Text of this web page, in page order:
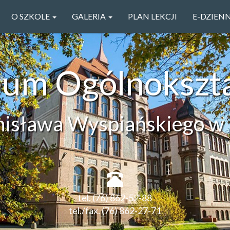
O SZKOLE GALERIA PLAN LEKCJI E-
Wyspiańskiego w
tel. (76) 862-52-88
tel./fax. (76) 862-27-71